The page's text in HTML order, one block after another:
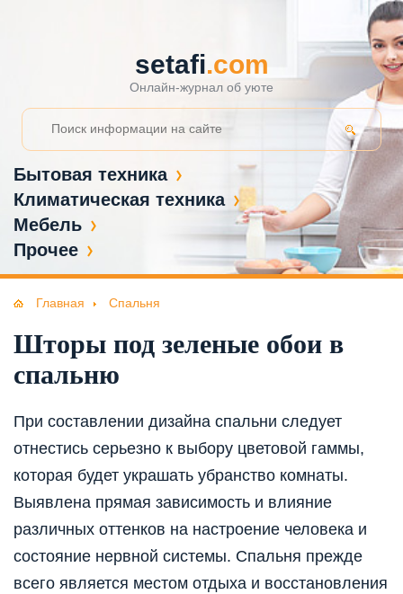
setafi.com
Онлайн-журнал об уюте
Бытовая техника
Климатическая техника
Мебель
Прочее
Главная Спальня
Шторы под зеленые обои в
спальню
При составлении дизайна спальни следует
отнестись серьезно к выбору цветовой гаммы,
которая будет украшать убранство комнаты.
Выявлена прямая зависимость и влияние
различных оттенков на настроение человека и
состояние нервной системы. Спальня прежде
всего является местом отдыха и восстановления